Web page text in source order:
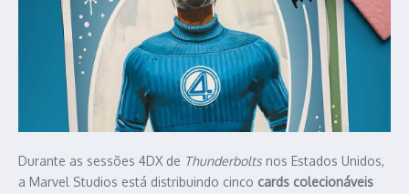
Durante as sessões 4DX de Thunderbolts nos Estados Unidos,
a Marvel Studios está distribuindo cinco cards colecionáveis